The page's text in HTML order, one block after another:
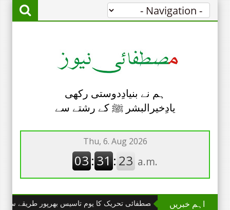
ہم نے بنیادِدوستی رکھی
یادِخیرالبشر ﷺ کے رشتے سے
اہم خبریں
چھانگا مانگا : مصطفائی تحریک کا یوم تاسیس بھرپور طریقے سے منایا گیا۔